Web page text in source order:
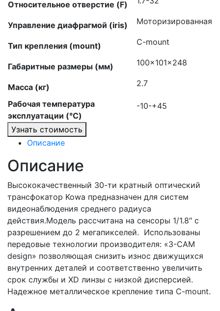
Относительное отверстие (F)
Управление диафрагмой (iris) Моторизированная
Тип крепления (mount) C-mount
Габаритные размеры (мм) 100x101x248
Масса (кг) 2.7
Рабочая температура
эксплуатации (°C)
-10-+45
Узнать стоимость
Описание
Описание
Высококачественный 30-ти кратный оптический
трансфокатор Kowa предназначен для систем
видеонаблюдения среднего радиуса
действия.Модель рассчитана на сенсоры 1/1.8″ с
разрешением до 2 мегапикселей. Использованы
передовые технологии производителя: «3-CAM
design» позволяющая снизить износ движущихся
внутренних деталей и соответственно увеличить
срок службы и XD линзы с низкой дисперсией.
Надежное металлическое крепление типа C-mount.